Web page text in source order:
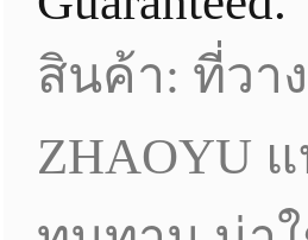
สินค้า: ที่วา
ZHAOYU